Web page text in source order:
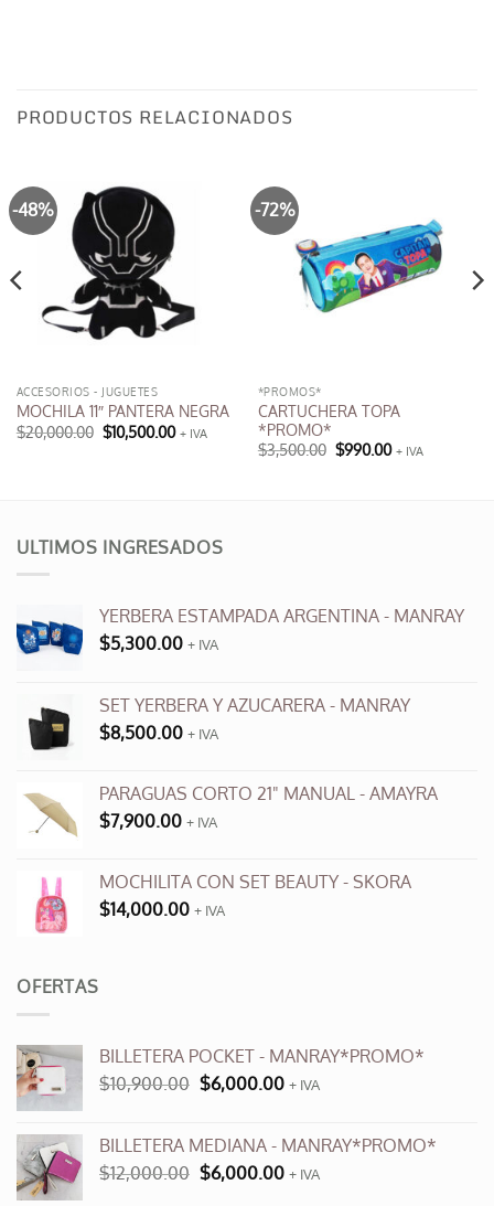
PRODUCTOS RELACIONADOS
-48%
ACCESORIOS - JUGUETES
MOCHILA 11″ PANTERA NEGRA
$20,000.00 El
precio
$10,500.00El+ IVA
-72%
*PROMOS*
CARTUCHERA TOPA
*PROMO*
$3,500.00 El
precio
$990.00El+ IVA
ULTIMOS INGRESADOS
YERBERA ESTAMPADA ARGENTINA - MANRAY
$5,300.00 + IVA
SET YERBERA Y AZUCARERA - MANRAY
$8,500.00 + IVA
PARAGUAS CORTO 21" MANUAL - AMAYRA
$7,900.00 + IVA
MOCHILITA CON SET BEAUTY - SKORA
$14,000.00 + IVA
OFERTAS
BILLETERA POCKET - MANRAY*PROMO*
$10,900.00 El
era:
$10,900.00.
$6,000.00El
es:
$6,000.00.
+ IVA
BILLETERA MEDIANA - MANRAY*PROMO*
$12,000.00 El
$6,000.00El+ IVA